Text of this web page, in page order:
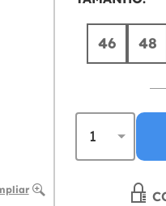
46 48